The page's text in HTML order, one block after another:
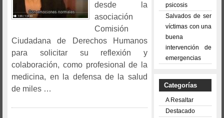
desde la
asociación
Comisión
Ciudadana de Derechos Humanos
para solicitar su reflexión y
colaboración, como profesional de la
medicina, en la defensa de la salud
de miles …
psicosis
Salvados de ser
víctimas con una
buena
intervención de
emergencias
Categorías
A Resaltar
Destacado